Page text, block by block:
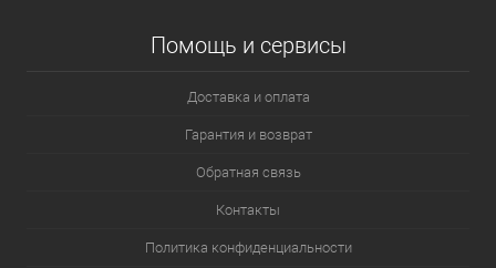
Помощь и сервисы
Доставка и оплата
Гарантия и возврат
Обратная связь
Контакты
Политика конфиденциальности